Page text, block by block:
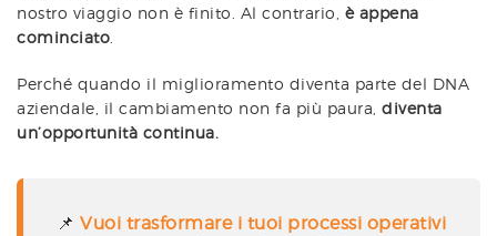
nostro viaggio non è finito. Al contrario, è appena
cominciato
Perché quando il miglioramento diventa parte del DNA
aziendale, il cambiamento non fa più paura, diventa
un’opportunità continua.
📌 Vuoi trasformare i tuoi processi operativi